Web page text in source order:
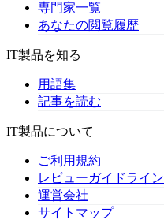
専門家一覧
あなたの閲覧履歴
IT製品を知る
用語集
記事を読む
IT製品について
ご利用規約
レビューガイドライン
運営会社
サイトマップ